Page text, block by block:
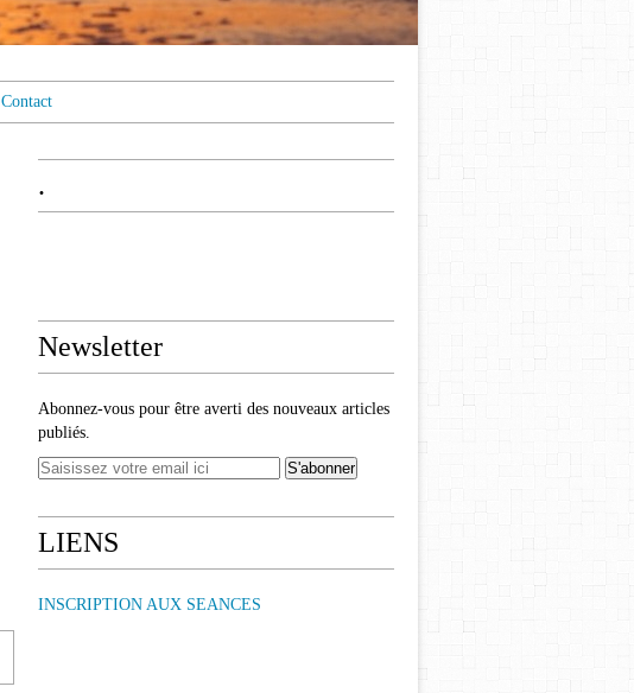
Contact
.
Newsletter
Abonnez-vous pour être averti des nouveaux articles
publiés.
LIENS
INSCRIPTION AUX SEANCES